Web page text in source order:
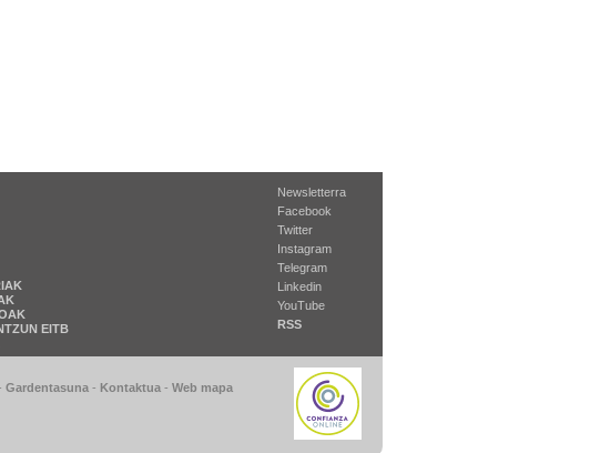
EITB
Newsletterra
Facebook
Twitter
Instagram
Telegram
Linkedin
YouTube
RSS
Gardentasuna - Kontaktua - Web mapa